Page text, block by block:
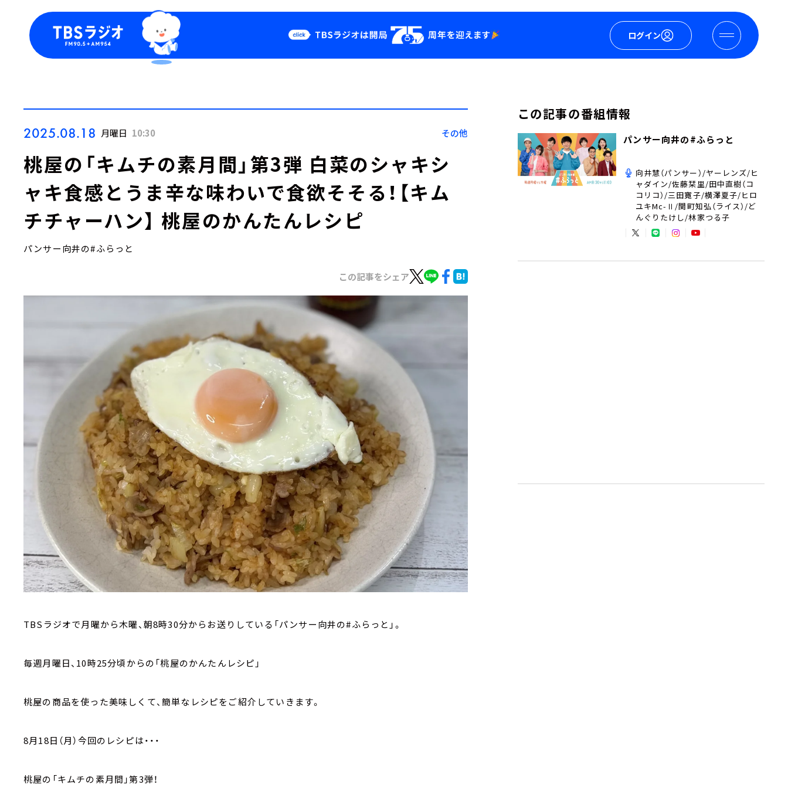
ログイン
Podcast
YouTube
2025.08.18 月曜日 10:30 その他
桃屋の「キムチの素月間」第3弾 白菜のシャキシ
ャキ食感とうま辛な味わいで食欲そそる！【キム
チチャーハン】 桃屋のかんたんレシピ
パンサー向井の#ふらっと
この記事をシェア
TBSラジオで月曜から木曜、朝8時30分からお送りしている「パンサー向井の#ふらっと」。
毎週月曜日、10時25分頃からの「桃屋のかんたんレシピ」
桃屋の商品を使った美味しくて、簡単なレシピをご紹介していきます。
8月18日（月）今回のレシピは・・・
桃屋の「キムチの素月間」第3弾！
この記事の番組情報
パンサー向井の#ふらっと
向井慧（パンサー）/ヤーレンズ/ヒ
ャダイン/佐藤栞里/田中直樹（コ
コリコ）/三田寛子/横澤夏子/ヒロ
ユキMc-Ⅱ/関町知弘（ライス）/ど
んぐりたけし/林家つる子